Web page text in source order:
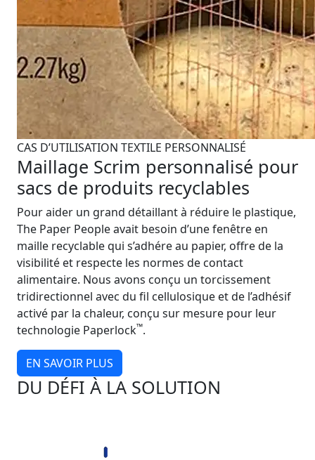
CAS D’UTILISATION TEXTILE PERSONNALISÉ
Maillage Scrim personnalisé pour
sacs de produits recyclables
Pour aider un grand détaillant à réduire le plastique,
The Paper People avait besoin d’une fenêtre en
maille recyclable qui s’adhére au papier, offre de la
visibilité et respecte les normes de contact
alimentaire. Nous avons conçu un torcissement
tridirectionnel avec du fil cellulosique et de l’adhésif
activé par la chaleur, conçu sur mesure pour leur
technologie Paperlock™.
EN SAVOIR PLUS
DU DÉFI À LA SOLUTION